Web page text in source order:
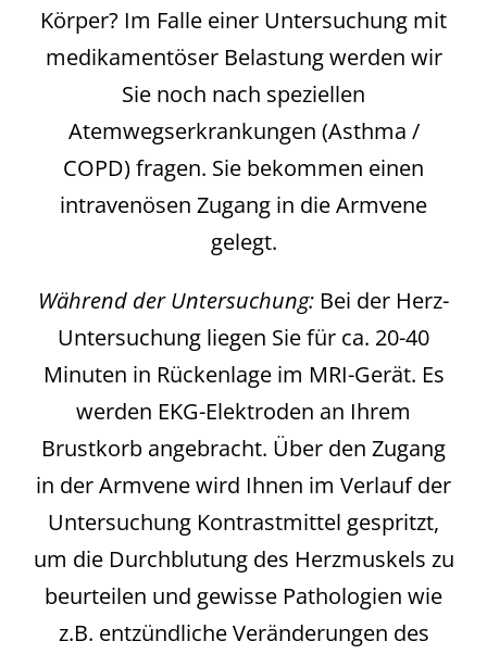
Körper? Im Falle einer Untersuchung mit
medikamentöser Belastung werden wir
Sie noch nach speziellen
Atemwegserkrankungen (Asthma /
COPD) fragen. Sie bekommen einen
intravenösen Zugang in die Armvene
gelegt.
Während der Untersuchung: Bei der Herz-
Untersuchung liegen Sie für ca. 20-40
Minuten in Rückenlage im MRI-Gerät. Es
werden EKG-Elektroden an Ihrem
Brustkorb angebracht. Über den Zugang
in der Armvene wird Ihnen im Verlauf der
Untersuchung Kontrastmittel gespritzt,
um die Durchblutung des Herzmuskels zu
beurteilen und gewisse Pathologien wie
z.B. entzündliche Veränderungen des